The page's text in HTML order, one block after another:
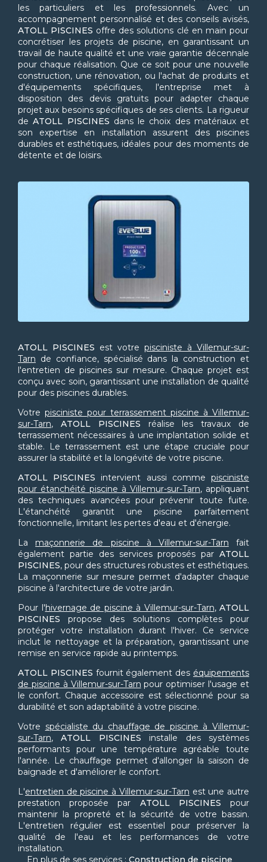
les particuliers et les professionnels. Avec un
accompagnement personnalisé et des conseils avisés,
ATOLL PISCINES offre des solutions clé en main pour
concrétiser les projets de piscine, en garantissant un
travail de haute qualité et une vraie garantie décennale
pour chaque réalisation. Que ce soit pour une nouvelle
construction, une rénovation, ou l'achat de produits et
d'équipements spécifiques, l'entreprise met à
disposition des devis gratuits pour adapter chaque
projet aux besoins spécifiques de ses clients. La rigueur
deATOLL PISCINES dans le choix des matériaux et
son expertise en installation assurent des piscines
durables et esthétiques, idéales pour des moments de
détente et de loisirs.
ATOLL PISCINES est votre pisciniste à Villemur-sur-
Tarn de confiance, spécialisé dans la construction et
l'entretien de piscines sur mesure. Chaque projet est
conçu avec soin, garantissant une installation de qualité
pour des piscines durables.
Votre pisciniste pour terrassement piscine à Villemur-
sur-Tarn, ATOLL PISCINES réalise les travaux de
terrassement nécessaires à une implantation solide et
stable. Le terrassement est une étape cruciale pour
assurer la stabilité et la longévité de votre piscine.
ATOLL PISCINES intervient aussi commepisciniste
pour étanchéité piscine à Villemur-sur-Tarn, appliquant
des techniques avancées pour prévenir toute fuite.
L'étanchéité garantit une piscine parfaitement
fonctionnelle, limitant les pertes d'eau et d'énergie.
La maçonnerie de piscine à Villemur-sur-Tarn fait
également partie des services proposés par ATOLL
PISCINES, pour des structures robustes et esthétiques.
La maçonnerie sur mesure permet d'adapter chaque
piscine à l'architecture de votre jardin.
Pour l'hivernage de piscine à Villemur-sur-Tarn, ATOLL
PISCINES propose des solutions complètes pour
protéger votre installation durant l'hiver. Ce service
inclut le nettoyage et la préparation, garantissant une
remise en service rapide au printemps.
ATOLL PISCINES fournit également des équipements
de piscine à Villemur-sur-Tarn pour optimiser l'usage et
le confort. Chaque accessoire est sélectionné pour sa
durabilité et son adaptabilité à votre piscine.
Votre spécialiste du chauffage de piscine à Villemur-
sur-Tarn,ATOLL PISCINES installe des systèmes
performants pour une température agréable toute
l'année. Le chauffage permet d'allonger la saison de
baignade et d'améliorer le confort.
L'entretien de piscine à Villemur-sur-Tarn est une autre
prestation proposée par ATOLL PISCINES pour
maintenir la propreté et la sécurité de votre bassin.
L'entretien régulier est essentiel pour préserver la
qualité de l'eau et les performances de votre
installation.
En plus de ses services : Construction de piscine